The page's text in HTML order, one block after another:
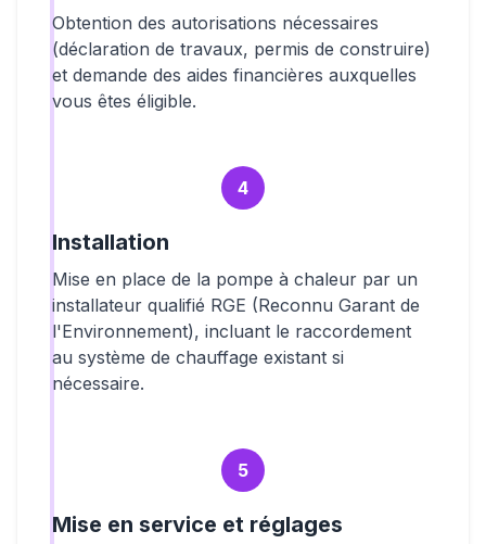
Obtention des autorisations nécessaires
(déclaration de travaux, permis de construire)
et demande des aides financières auxquelles
vous êtes éligible.
4
Installation
Mise en place de la pompe à chaleur par un
installateur qualifié RGE (Reconnu Garant de
l'Environnement), incluant le raccordement
au système de chauffage existant si
nécessaire.
5
Mise en service et réglages